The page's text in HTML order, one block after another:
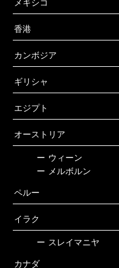
メキシコ
香港
カンボジア
ギリシャ
エジプト
オーストリア
ー ウィーン
ー メルボルン
ペルー
イラク
ー スレイマニヤ
カナダ